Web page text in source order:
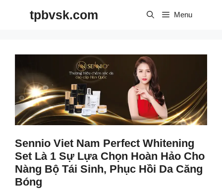
tpbvsk.com Menu
Sennio Viet Nam Perfect Whitening
Set Là 1 Sự Lựa Chọn Hoàn Hảo Cho
Nàng Bộ Tái Sinh, Phục Hồi Da Căng
Bóng